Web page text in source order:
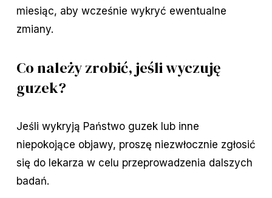
miesiąc, aby wcześnie wykryć ewentualne
zmiany.
Co należy zrobić, jeśli wyczuję
guzek?
Jeśli wykryją Państwo guzek lub inne
niepokojące objawy, proszę niezwłocznie zgłosić
się do lekarza w celu przeprowadzenia dalszych
badań.